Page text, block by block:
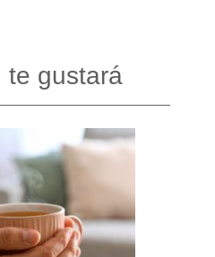
te gustará